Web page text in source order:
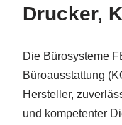
Drucker,
Die Bürosysteme
Büroausstattung
Hersteller,
und kompetenter